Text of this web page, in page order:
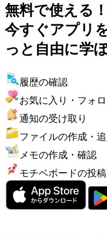
無料で使える！
今すぐアプリ
っと自由に学
履歴の確認
お気に入り・フォ
通知の受け取り
ファイルの作成・
メモの作成・確認
モチベボードの投稿